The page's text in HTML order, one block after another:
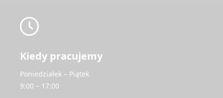
Kiedy pracujemy
Poniedziałek – Piątek
9:00 – 17:00